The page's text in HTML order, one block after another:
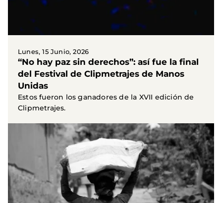
Lunes, 15 Junio, 2026
“No hay paz sin derechos”: así fue la final
del Festival de Clipmetrajes de Manos
Unidas
Estos fueron los ganadores de la XVII edición de
Clipmetrajes.